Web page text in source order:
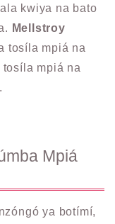
kwiya na bato
Mellstroy
tosíla mpiá na
tosíla mpiá na
Mpiá
ya botímí,